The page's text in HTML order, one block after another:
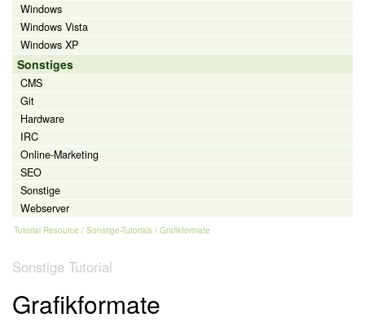
Windows
Windows Vista
Windows XP
Sonstiges
CMS
Git
Hardware
IRC
Online-Marketing
SEO
Sonstige
Webserver
Tutorial Resource / Sonstige-Tutorials / Grafikformate
Sonstige Tutorial
Grafikformate